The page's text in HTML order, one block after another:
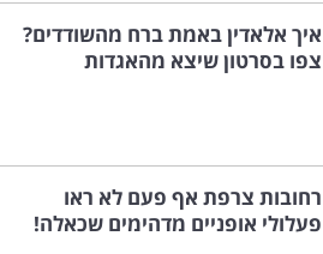
איך אלאדין באמת ברח מהשודדים?
צפו בסרטון שיצא מהאגדות
רחובות צרפת אף פעם לא ראו
פעלולי אופניים מדהימים שכאלה!